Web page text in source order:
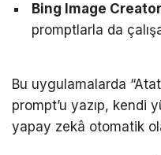
Bing Image
promptlarla da
Bu uygulamalarda
prompt’u yazıp, kendi
yapay zekâ otomatik